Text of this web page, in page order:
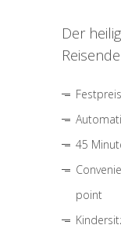
Der
Reisende
Festpreis
45
point